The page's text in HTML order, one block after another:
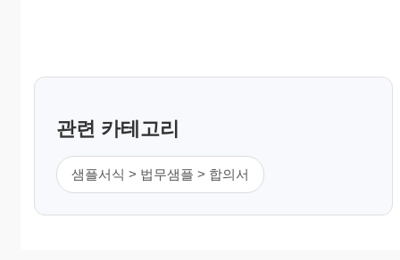
관련 카테고리
샘플서식 > 법무샘플 > 합의서